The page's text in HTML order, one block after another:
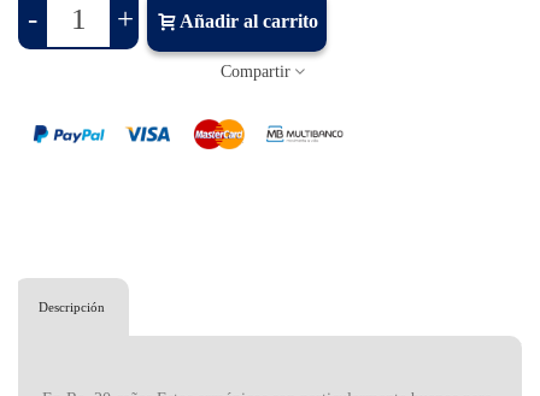
- + Añadir al carrito
Compartir
Descripción